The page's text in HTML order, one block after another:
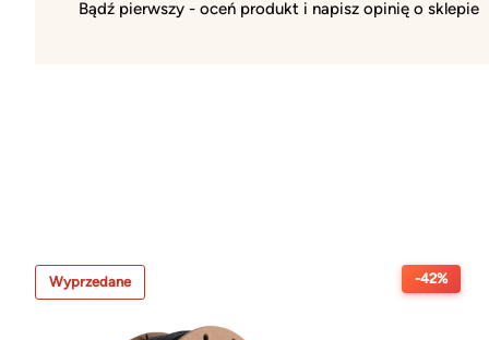
Bądź pierwszy - oceń produkt i napisz opinię o sklepie
Wyprzedane -42%